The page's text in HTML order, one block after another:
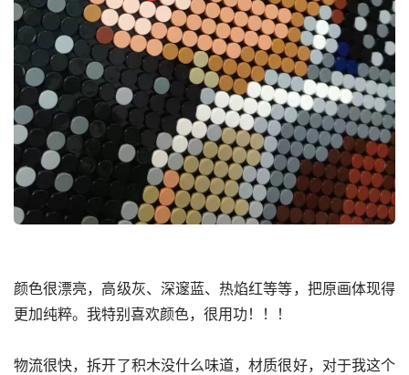
颜色很漂亮，高级灰、深邃蓝、热焰红等等，把原画体现得
更加纯粹。我特别喜欢颜色，很用功！！！
物流很快，拆开了积木没什么味道，材质很好，对于我这个